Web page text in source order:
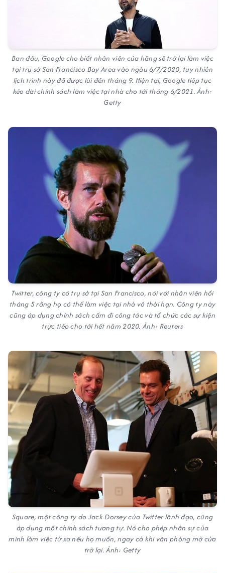
Ban đầu, Google cho biết nhân viên của hãng sẽ trở lại làm việc
tại trụ sở San Francisco Bay Area vào ngàu 6/7/2020, tuy nhiên
lịch trình này đã được lùi đến tháng 9. Hiện tại, Google tiếp tục
kéo dài chính sách làm việc tại nhà cho tới tháng 6/2021. Ảnh:
Getty
Twitter, công ty có trụ sở tại San Francisco, nói với nhân viên hồi
tháng 5 rằng họ có thể làm việc tại nhà vô thời hạn. Công ty này
cũng áp dụng chính sách cấm đi công tác và tổ chức các sự kiện
trực tiếp cho tới hết năm 2020. Ảnh: Reuters
Square, một công ty do Jack Dorsey của Twitter lãnh đạo, cũng
áp dụng một chính sách tương tự. Nó cho phép nhân sự của
mình làm việc từ xa nếu họ muốn, ngay cả khi văn phòng mở cửa
trở lại. Ảnh: Getty